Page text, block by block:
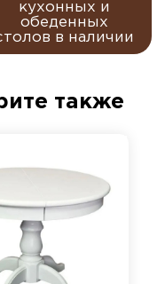
кухонных и
обеденных
в наличии
также